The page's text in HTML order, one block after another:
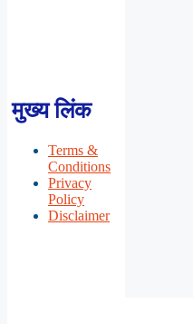
मुख्य लिंक
Terms &
Conditions
Privacy
Policy
Disclaimer